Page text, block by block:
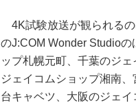
4K試験放送が観られる
のJ:COM Wonder Studio
ップ札幌元町、千葉のジ
ジェイコムショップ湘南
台キャベツ、大阪のジェ